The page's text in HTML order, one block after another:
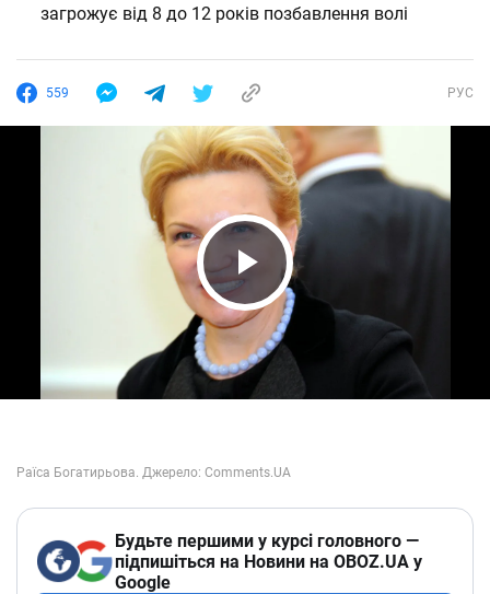
загрожує від 8 до 12 років позбавлення волі
559 РУС
Play Video
Будьте першими у курсі головного —
підпишіться на Новини на OBOZ.UA у
Google